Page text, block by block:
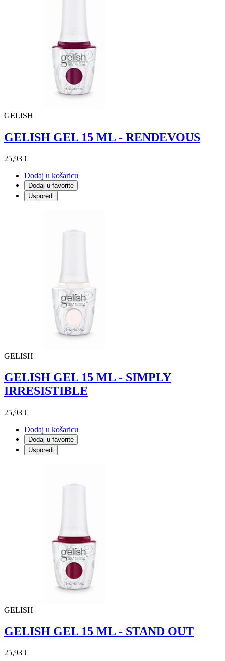
GELISH
GELISH GEL 15 ML - RENDEVOUS
25,93 €
Dodaj u košaricu
Dodaj u favorite
Usporedi
GELISH
GELISH GEL 15 ML - SIMPLY
IRRESISTIBLE
25,93 €
Dodaj u košaricu
Dodaj u favorite
Usporedi
GELISH
GELISH GEL 15 ML - STAND OUT
25,93 €